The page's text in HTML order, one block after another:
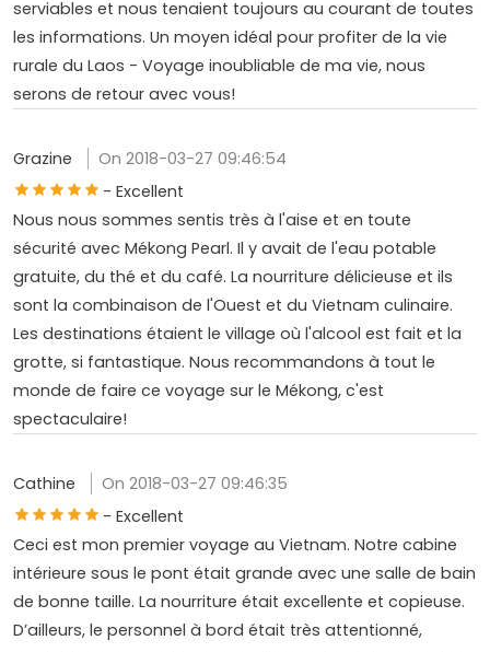
serviables et nous tenaient toujours au courant de toutes
les informations. Un moyen idéal pour profiter de la vie
rurale du Laos - Voyage inoubliable de ma vie, nous
serons de retour avec vous!
Grazine
On 2018-03-27 09:46:54
- Excellent
Nous nous sommes sentis très à l'aise et en toute
sécurité avec Mékong Pearl. Il y avait de l'eau potable
gratuite, du thé et du café. La nourriture délicieuse et ils
sont la combinaison de l'Ouest et du Vietnam culinaire.
Les destinations étaient le village où l'alcool est fait et la
grotte, si fantastique. Nous recommandons à tout le
monde de faire ce voyage sur le Mékong, c'est
spectaculaire!
Cathine
On 2018-03-27 09:46:35
- Excellent
Ceci est mon premier voyage au Vietnam. Notre cabine
intérieure sous le pont était grande avec une salle de bain
de bonne taille. La nourriture était excellente et copieuse.
D’ailleurs, le personnel à bord était très attentionné,